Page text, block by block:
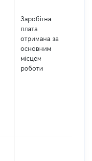
Заробітна
плата
отримана за
основним
місцем
роботи